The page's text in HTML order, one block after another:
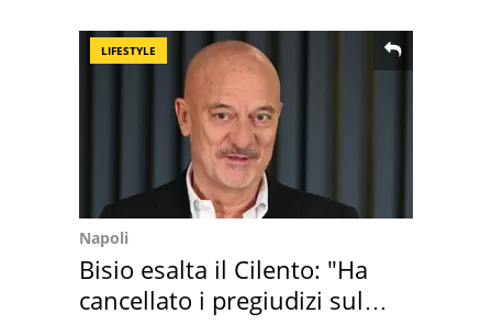
LIFESTYLE
Napoli
Bisio esalta il Cilento: "Ha
cancellato i pregiudizi sul